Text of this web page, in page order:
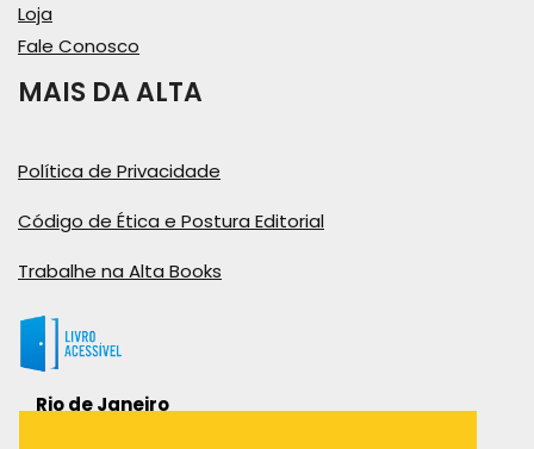
Loja
Fale Conosco
MAIS DA ALTA
Política de Privacidade
Código de Ética e Postura Editorial
Trabalhe na Alta Books
Rio de Janeiro